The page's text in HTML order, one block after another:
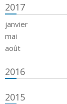
2017
janvier
mai
août
2016
2015